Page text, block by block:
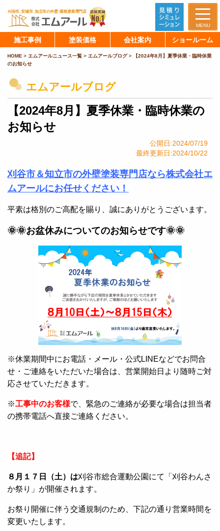
MENU
施工事例 塗装価格 会社案内 ショールーム
HOME > エムアールニュース一覧 > エムアールブログ>
【2024年8月】夏季休業・臨時休業
のお知らせ
エムアールブログ
【2024年8月】夏季休業・臨時休業の
お知らせ
公開日:2024/07/19
最終更新日:2024/10/22
刈谷市＆知立市の外壁塗装専門店なら株式会社エ
ムアールにお任せください！
平素は格別のご高配を賜り、誠にありがとうございます。
🌞🌞お盆休みについてのお知らせです🌞🌞
※休業期間中にお電話・メール・公式LINEなどでお問合
せ・ご連絡をいただいた場合は、営業開始日より随時ご対
応させていただきます。
※工事中のお客様で、緊急のご連絡が必要な場合は担当者
の携帯電話へ直接ご連絡ください。
【追記】
８月１７日（土） は刈谷市総合運動公園にて「刈谷わんさ
か祭り」が開催されます。
お祭り開催に伴う交通規制のため、下記の通り営業時間を
変更いたします。